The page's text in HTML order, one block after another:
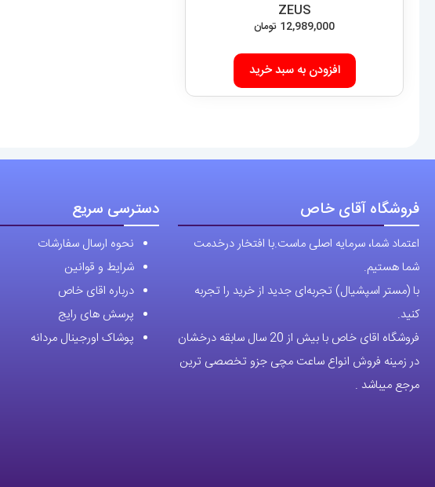
ZEUS
12,989,000 تومان
افزودن به سبد خرید
فروشگاه آقای خاص
اعتماد شما، سرمایه اصلی ماست.با افتخار درخدمت
شما هستیم.
با (مستر اسپشیال) تجربه‌ای جدید از خرید را تجربه
کنید.
فروشگاه اقای خاص با بیش از 20 سال سابقه درخشان
در زمینه فروش انواع ساعت مچی جزو تخصصی ترین
مرجع میباشد .
دسترسی سریع
نحوه ارسال سفارشات
شرایط و قوانین
درباره اقای خاص
پرسش های رایج
پوشاک اورجینال مردانه